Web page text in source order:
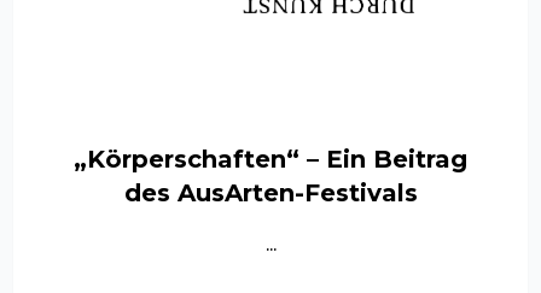
„Körperschaften“ – Ein Beitrag
des AusArten-Festivals
...